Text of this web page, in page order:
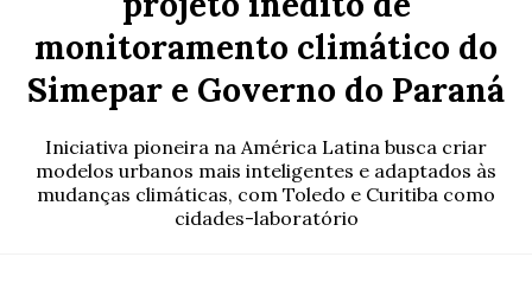
monitoramento climático do
Simepar e Governo do Paraná
Iniciativa pioneira na América Latina busca criar
modelos urbanos mais inteligentes e adaptados às
mudanças climáticas, com Toledo e Curitiba como
cidades-laboratório